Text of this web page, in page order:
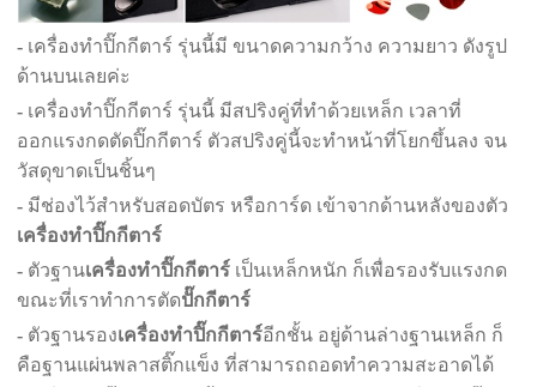
- เครื่องทำปิ๊กกีตาร์ รุ่นนี้มี ขนาดความกว้าง ความยาว ดังรูป
ด้านบนเลยค่ะ
- เครื่องทำปิ๊กกีตาร์ รุ่นนี้ มีสปริงคู่ที่ทำด้วยเหล็ก เวลาที่
ออกแรงกดตัดปิ๊กกีตาร์ ตัวสปริงคู่นี้จะทำหน้าที่โยกขึ้นลง จน
วัสดุขาดเป็นชิ้นๆ
- มีช่องไว้สำหรับสอดบัตร หรือการ์ด เข้าจากด้านหลังของตัว
เครื่องทำปิ๊กกีตาร์
- ตัวฐานเครื่องทำปิ๊กกีตาร์ เป็นเหล็กหนัก ก็เพื่อรองรับแรงกด
ขณะที่เราทำการตัดปั๊กกีตาร์
- ตัวฐานรองเครื่องทำปิ๊กกีตาร์อีกชั้น อยู่ด้านล่างฐานเหล็ก ก็
คือฐานแผ่นพลาสติ๊กแข็ง ที่สามารถถอดทำความสะอาดได้